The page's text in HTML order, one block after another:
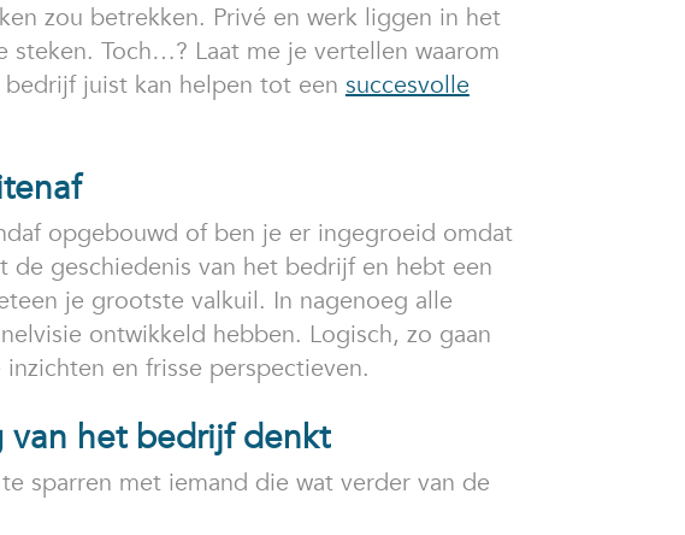
zou betrekken. Privé en werk liggen in het
Toch…? Laat me je vertellen waarom
juist kan helpen tot een succesvolle
opgebouwd of ben je er ingegroeid omdat
geschiedenis van het bedrijf en hebt een
je grootste valkuil. In nagenoeg alle
ontwikkeld hebben. Logisch, zo gaan
en frisse perspectieven.
van het bedrijf denkt
sparren met iemand die wat verder van de